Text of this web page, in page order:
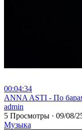
00:04:34
⁣ANNA ASTI - По
admin
5 Просмотры · 09/08/
Музыка